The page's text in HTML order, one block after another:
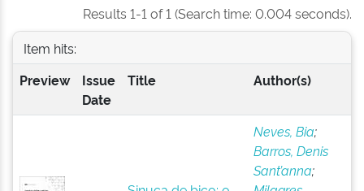
Results 1-1 of 1 (Search time: 0.004 seconds).
Item hits:
Preview
Issue
Date
Title Author(s)
Neves, Bia;
Barros, Denis
Sant’anna;